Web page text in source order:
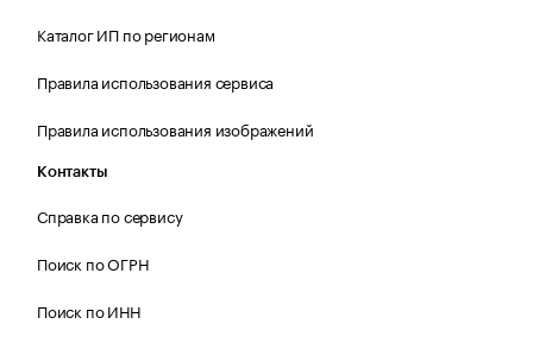
Каталог ИП по регионам
Правила использования сервиса
Правила использования изображений
Контакты
Справка по сервису
Поиск по ОГРН
Поиск по ИНН